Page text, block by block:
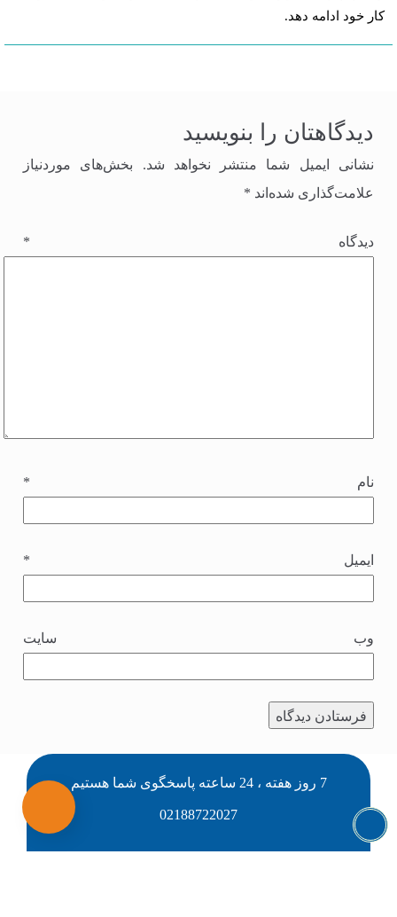
کار خود ادامه دهد.
دیدگاهتان را بنویسید
نشانی ایمیل شما منتشر نخواهد شد.
بخش‌های موردنیاز
علامت‌گذاری شده‌اند *
دیدگاه *
نام *
ایمیل *
وب‌ سایت
7 روز هفته ، 24 ساعته پاسخگوی شما هستیم
02188722027